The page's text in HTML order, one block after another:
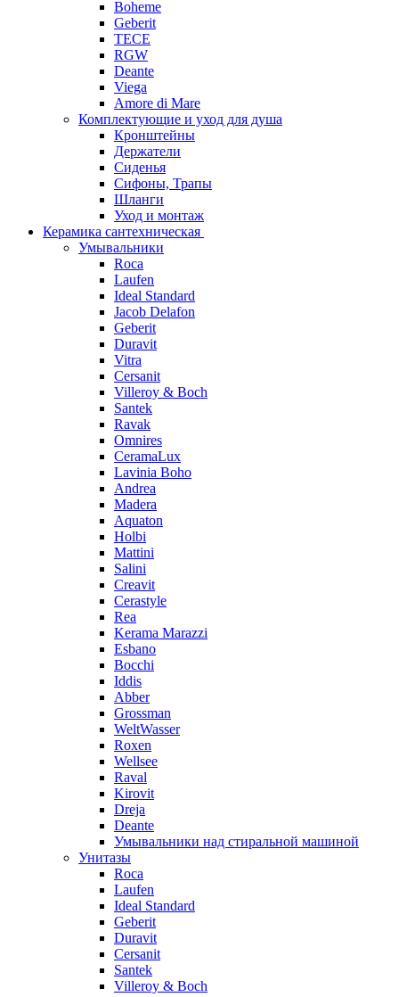
Boheme
Geberit
TECE
RGW
Deante
Viega
Amore di Mare
Комплектующие и уход для душа
Кронштейны
Держатели
Сиденья
Сифоны, Трапы
Шланги
Уход и монтаж
Керамика сантехническая
Умывальники
Roca
Laufen
Ideal Standard
Jacob Delafon
Geberit
Duravit
Vitra
Cersanit
Villeroy & Boch
Santek
Ravak
Omnires
CeramaLux
Lavinia Boho
Andrea
Madera
Aquaton
Holbi
Mattini
Salini
Creavit
Cerastyle
Rea
Kerama Marazzi
Esbano
Bocchi
Iddis
Abber
Grossman
WeltWasser
Roxen
Wellsee
Raval
Kirovit
Dreja
Deante
Умывальники над стиральной машиной
Унитазы
Roca
Laufen
Ideal Standard
Geberit
Duravit
Cersanit
Santek
Villeroy & Boch